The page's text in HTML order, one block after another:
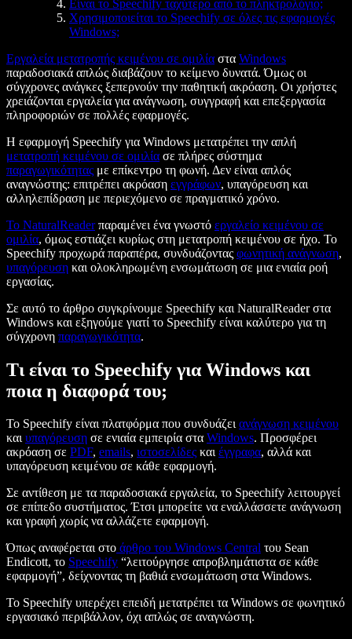
Είναι το Speechify ταχύτερο από το πληκτρολόγιο;
Χρησιμοποιείται το Speechify σε όλες τις εφαρμογές
Windows;
Εργαλεία μετατροπής κειμένου σε ομιλία στα Windows
παραδοσιακά απλώς διαβάζουν το κείμενο δυνατά. Όμως οι
σύγχρονες ανάγκες ξεπερνούν την παθητική ακρόαση. Οι χρήστες
χρειάζονται εργαλεία για ανάγνωση, συγγραφή και επεξεργασία
πληροφοριών σε πολλές εφαρμογές.
Η εφαρμογή Speechify για Windows μετατρέπει την απλή
μετατροπή κειμένου σε ομιλία σε πλήρες σύστημα
παραγωγικότητας με επίκεντρο τη φωνή. Δεν είναι απλός
αναγνώστης: επιτρέπει ακρόαση εγγράφων, υπαγόρευση και
αλληλεπίδραση με περιεχόμενο σε πραγματικό χρόνο.
Το NaturalReaderπαραμένει ένα γνωστό εργαλείο κειμένου σε
ομιλία, όμως εστιάζει κυρίως στη μετατροπή κειμένου σε ήχο. Το
Speechify προχωρά παραπέρα, συνδυάζοντας φωνητική ανάγνωση,
υπαγόρευση και ολοκληρωμένη ενσωμάτωση σε μια ενιαία ροή
εργασίας.
Σε αυτό το άρθρο συγκρίνουμε Speechify και NaturalReader στα
Windows και εξηγούμε γιατί το Speechify είναι καλύτερο για τη
σύγχρονη παραγωγικότητα.
Τι είναι το Speechify για Windows και
ποια η διαφορά του;
Το Speechify είναι πλατφόρμα που συνδυάζειανάγνωση κειμένου
καιυπαγόρευση σε ενιαία εμπειρία στα Windows. Προσφέρει
ακρόαση σε PDF, emails, ιστοσελίδες καιέγγραφα, αλλά και
υπαγόρευση κειμένου σε κάθε εφαρμογή.
Σε αντίθεση με τα παραδοσιακά εργαλεία, το Speechify λειτουργεί
σε επίπεδο συστήματος. Έτσι μπορείτε να εναλλάσσετε ανάγνωση
και γραφή χωρίς να αλλάζετε εφαρμογή.
Όπως αναφέρεται στο άρθρο του Windows Central του Sean
Endicott, το Speechify “λειτούργησε απροβλημάτιστα σε κάθε
εφαρμογή”, δείχνοντας τη βαθιά ενσωμάτωση στα Windows.
Το Speechify υπερέχει επειδή μετατρέπει τα Windows σε φωνητικό
εργασιακό περιβάλλον, όχι απλώς σε αναγνώστη.